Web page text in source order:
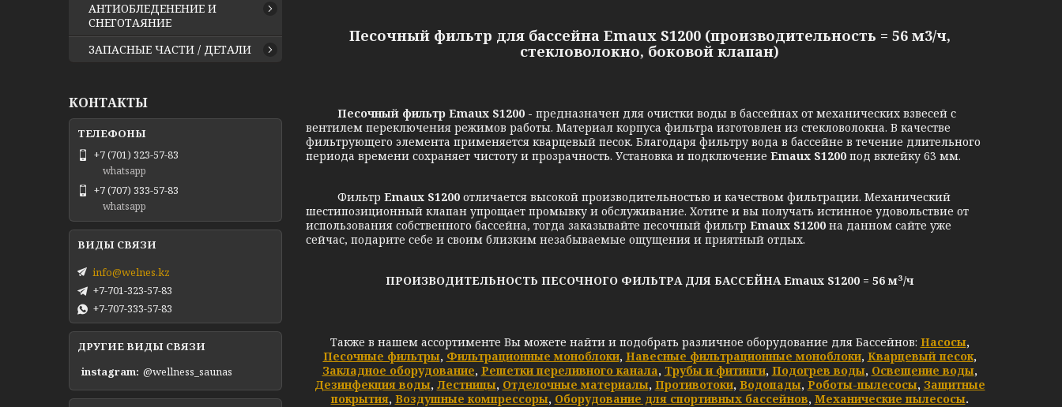
Песочный фильтр для бассейна Emaux S1200 (производительность = 56 м3/ч,
стекловолокно, боковой клапан)
Песочный фильтр Emaux S1200 - предназначен для очистки воды в бассейнах от механических взвесей с
вентилем переключения режимов работы. Материал корпуса фильтра изготовлен из стекловолокна. В качестве
фильтрующего элемента применяется кварцевый песок. Благодаря фильтру вода в бассейне в течение длительного
периода времени сохраняет чистоту и прозрачность. Установка и подключение Emaux S1200 под вклейку 63 мм.
Фильтр Emaux S1200 отличается высокой производительностью и качеством фильтрации. Механический
шестипозиционный клапан упрощает промывку и обслуживание. Хотите и вы получать истинное удовольствие от
использования собственного бассейна, тогда заказывайте песочный фильтр Emaux S1200 на данном сайте уже
сейчас, подарите себе и своим близким незабываемые ощущения и приятный отдых.
ПРОИЗВОДИТЕЛЬНОСТЬ ПЕСОЧНОГО ФИЛЬТРА ДЛЯ БАССЕЙНА Emaux S1200 = 56 м³/ч
Также в нашем ассортименте Вы можете найти и подобрать различное оборудование для Бассейнов: Насосы,
Песочные фильтры, Фильтрационные моноблоки, Навесные фильтрационные моноблоки, Кварцевый песок,
Закладное оборудование, Решетки переливного канала, Трубы и фитинги, Подогрев воды, Освещение воды,
Дезинфекция воды, Лестницы, Отделочные материалы, Противотоки, Водопады, Роботы-пылесосы, Защитные
покрытия, Воздушные компрессоры, Оборудование для спортивных бассейнов, Механические пылесосы.
АНТИОБЛЕДЕНЕНИЕ И
СНЕГОТАЯНИЕ
ЗАПАСНЫЕ ЧАСТИ / ДЕТАЛИ
КОНТАКТЫ
+7 (701) 323-57-83
whatsapp
+7 (707) 333-57-83
whatsapp
info@welnes.kz
+7-701-323-57-83
+7-707-333-57-83
ДРУГИЕ ВИДЫ СВЯЗИ
instagram @wellness_saunas